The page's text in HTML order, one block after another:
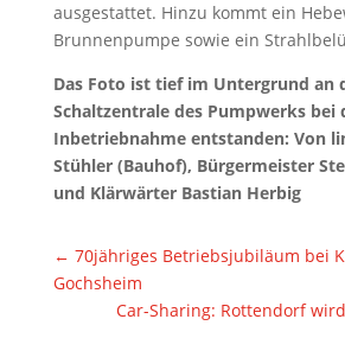
ausgestattet. Hinzu kommt ein
Brunnenpumpe sowie ein
Das Foto ist tief im Untergrund an
Schaltzentrale des Pumpwerks bei
Inbetriebnahme entstanden: Von
Stühler (Bauhof), Bürgermeister
und Klärwärter Bastian Herbig
← 70jähriges Betriebsjubiläum bei
Gochsheim
Car-Sharing: Rottendorf